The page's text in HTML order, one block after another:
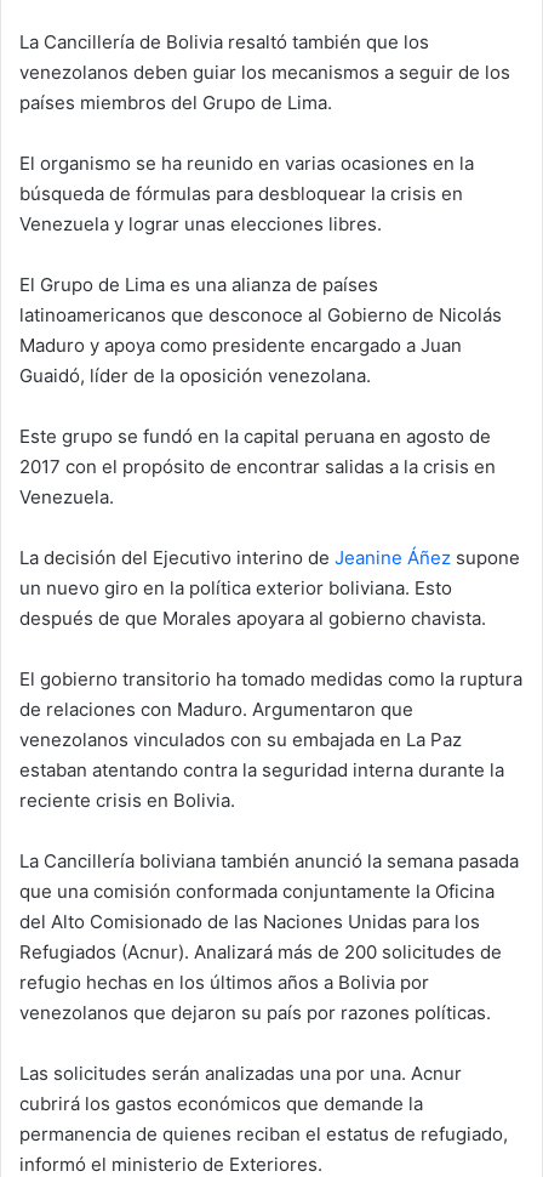
La Cancillería de Bolivia resaltó también que los
venezolanos deben guiar los mecanismos a seguir de los
países miembros del Grupo de Lima.
El organismo se ha reunido en varias ocasiones en la
búsqueda de fórmulas para desbloquear la crisis en
Venezuela y lograr unas elecciones libres.
El Grupo de Lima es una alianza de países
latinoamericanos que desconoce al Gobierno de Nicolás
Maduro y apoya como presidente encargado a Juan
Guaidó, líder de la oposición venezolana.
Este grupo se fundó en la capital peruana en agosto de
2017 con el propósito de encontrar salidas a la crisis en
Venezuela.
La decisión del Ejecutivo interino de Jeanine Áñez supone
un nuevo giro en la política exterior boliviana. Esto
después de que Morales apoyara al gobierno chavista.
El gobierno transitorio ha tomado medidas como la ruptura
de relaciones con Maduro. Argumentaron que
venezolanos vinculados con su embajada en La Paz
estaban atentando contra la seguridad interna durante la
reciente crisis en Bolivia.
La Cancillería boliviana también anunció la semana pasada
que una comisión conformada conjuntamente la Oficina
del Alto Comisionado de las Naciones Unidas para los
Refugiados (Acnur). Analizará más de 200 solicitudes de
refugio hechas en los últimos años a Bolivia por
venezolanos que dejaron su país por razones políticas.
Las solicitudes serán analizadas una por una. Acnur
cubrirá los gastos económicos que demande la
permanencia de quienes reciban el estatus de refugiado,
informó el ministerio de Exteriores.